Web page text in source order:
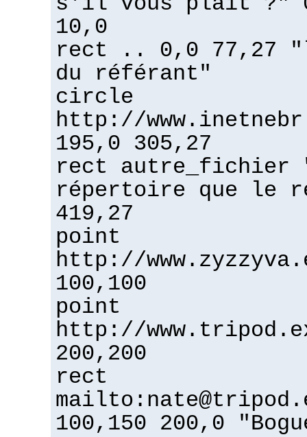
10,0
rect .. 0,0 77,27
du référant"
circle
http://
195,0 305,27
rect autre_fichier
répertoire que le
419,27
point
http://
100,100
point
http://
200,200
rect
100,150 200,0